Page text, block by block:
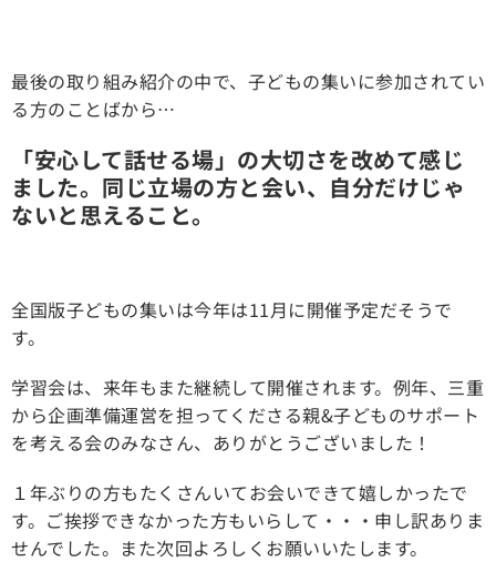
最後の取り組み紹介の中で、子どもの集いに参加されてい
る方のことばから…
「安心して話せる場」の大切さを改めて感じ
ました。同じ立場の方と会い、自分だけじゃ
ないと思えること。
全国版子どもの集いは今年は11月に開催予定だそうで
す。
学習会は、来年もまた継続して開催されます。例年、三重
から企画準備運営を担ってくださる親&子どものサポート
を考える会のみなさん、ありがとうございました！
１年ぶりの方もたくさんいてお会いできて嬉しかったで
す。ご挨拶できなかった方もいらして・・・申し訳ありま
せんでした。また次回よろしくお願いいたします。